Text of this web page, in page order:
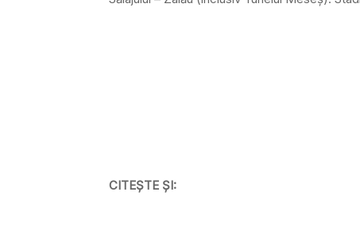
CITEȘTE ȘI: